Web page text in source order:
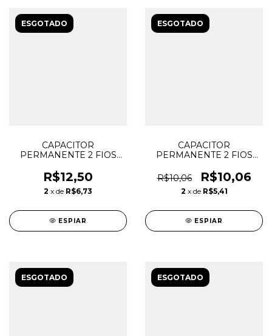
ESGOTADO
CAPACITOR
PERMANENTE 2 FIOS
R$12,50
2 x de R$6,73
ESPIAR
ESGOTADO
CAPACITOR
PERMANENTE 2 FIOS
R$10,06
R$10,06
2 x de R$5,41
ESPIAR
ESGOTADO ESGOTADO